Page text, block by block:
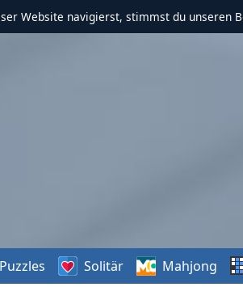
Website navigierst, stimmst du unseren
Puzzles Solitär Mahjong